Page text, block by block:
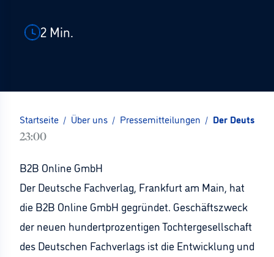
2 Min.
Startseite / Über uns / Pressemitteilungen / Der
23:00
B2B Online GmbH
Der Deutsche Fachverlag, Frankfurt am Main, hat
die B2B Online GmbH gegründet. Geschäftszweck
der neuen hundertprozentigen Tochtergesellschaft
des Deutschen Fachverlags ist die Entwicklung und